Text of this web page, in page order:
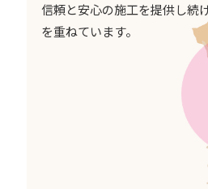
信頼と安心の施工を提供し続
を重ねています。